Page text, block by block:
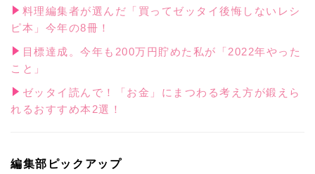
料理編集者が選んだ「買ってゼッタイ後悔しないレシ
ピ本」今年の8冊！
目標達成。今年も200万円貯めた私が「2022年やった
こと」
ゼッタイ読んで！「お金」にまつわる考え方が鍛えら
れるおすすめ本2選！
編集部ピックアップ